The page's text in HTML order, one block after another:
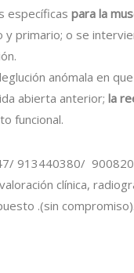
específicas para la
y primario; o se
anómala en
abierta anterior; la
funcional.
913440380/
clínica,
.(sin compromiso).